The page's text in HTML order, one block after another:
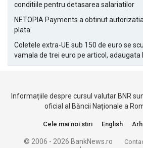
conditiile pentru detasarea salariatilor
NETOPIA Payments a obtinut
plata
Coletele extra-UE sub 150 de euro se
vamala de trei euro pe articol, adaugata
Informațiile despre cursul valutar BNR
oficial al Băncii Naționale a
Cele mai noi stiri English
© 2006 - 2026 BankNews.ro